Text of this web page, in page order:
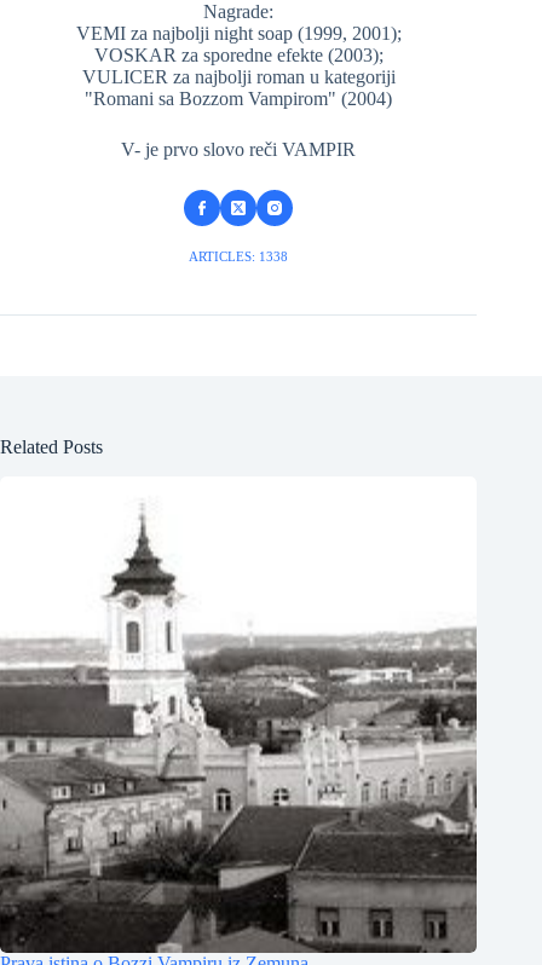
Nagrade:
VEMI za najbolji night soap (1999, 2001);
VOSKAR za sporedne efekte (2003);
VULICER za najbolji roman u kategoriji
"Romani sa Bozzom Vampirom" (2004)
V- je prvo slovo reči VAMPIR
ARTICLES: 1338
Related Posts